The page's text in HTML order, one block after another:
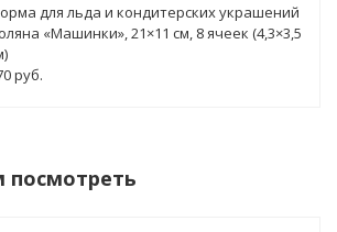
для льда и кондитерских украшений
«Машинки», 21×11 см, 8 ячеек (4,3×3,5
руб.
посмотреть